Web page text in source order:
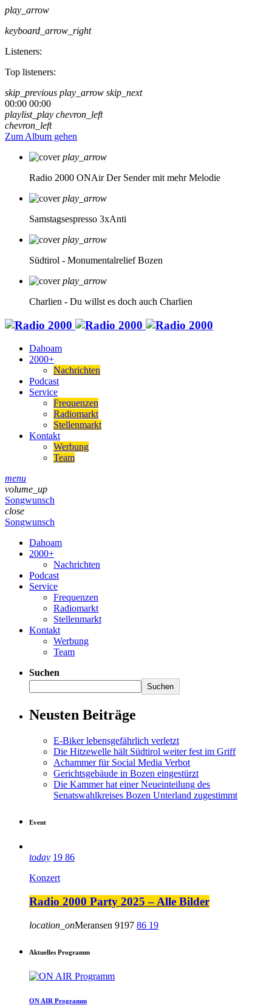
play_arrow
keyboard_arrow_right
Listeners:
Top listeners:
skip_previous play_arrow skip_next
00:00 00:00
playlist_play chevron_left
chevron_left
Zum Album gehen
play_arrow
Radio 2000 ONAir Der Sender mit mehr Melodie
play_arrow
Samstagsespresso 3xAnti
play_arrow
Südtirol - Monumentalrelief Bozen
play_arrow
Charlien - Du willst es doch auch Charlien
Dahoam
2000+
Nachrichten
Podcast
Service
Frequenzen
Radiomarkt
Stellenmarkt
Kontakt
Werbung
Team
menu
volume_up
Songwunsch
close
Songwunsch
Dahoam
2000+
Nachrichten
Podcast
Service
Frequenzen
Radiomarkt
Stellenmarkt
Kontakt
Werbung
Team
Suchen
Suchen
Neusten Beiträge
E-Biker lebensgefährlich verletzt
Die Hitzewelle hält Südtirol weiter fest im Griff
Achammer für Social Media Verbot
Gerichtsgebäude in Bozen eingestürzt
Die Kammer hat einer Neueinteilung des
Senatswahlkreises Bozen Unterland zugestimmt
Event
today 19 86
Konzert
Radio 2000 Party 2025 – Alle Bilder
location_onMeransen 9197 86 19
Aktuelles Programm
ON AIR Programm